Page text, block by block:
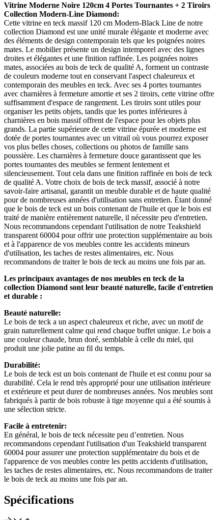
Vitrine Moderne Noire 120cm 4 Portes Tournantes + 2 Tiroirs
Collection Modern-Line Diamond:
Cette vitrine en teck massif 120 cm Modern-Black Line de notre
collection Diamond est une unité murale élégante et moderne avec
des éléments de design contemporain tels que les poignées noires
mates. Le mobilier présente un design intemporel avec des lignes
droites et élégantes et une finition raffinée. Les poignées noires
mates, associées au bois de teck de qualité A, forment un contraste
de couleurs moderne tout en conservant l'aspect chaleureux et
contemporain des meubles en teck. Avec ses 4 portes tournantes
avec charnières à fermeture amortie et ses 2 tiroirs, cette vitrine offre
suffisamment d'espace de rangement. Les tiroirs sont utiles pour
organiser les petits objets, tandis que les portes inférieures à
charnières en bois massif offrent de l'espace pour les objets plus
grands. La partie supérieure de cette vitrine épurée et moderne est
dotée de portes tournantes avec un vitrail où vous pourrez exposer
vos plus belles choses, collections ou photos de famille sans
poussière. Les charnières à fermeture douce garantissent que les
portes tournantes des meubles se ferment lentement et
silencieusement. Tout cela dans une finition raffinée en bois de teck
de qualité A. Votre choix de bois de teck massif, associé à notre
savoir-faire artisanal, garantit un meuble durable et de haute qualité
pour de nombreuses années d'utilisation sans entretien. Étant donné
que le bois de teck est un bois contenant de l'huile et que le bois est
traité de manière entièrement naturelle, il nécessite peu d'entretien.
Nous recommandons cependant l'utilisation de notre Teakshield
transparent 60004 pour offrir une protection supplémentaire au bois
et à l'apparence de vos meubles contre les accidents mineurs
d'utilisation, les taches de restes alimentaires, etc. Nous
recommandons de traiter le bois de teck au moins une fois par an.
Les principaux avantages de nos meubles en teck de la
collection Diamond sont leur beauté naturelle, facile d'entretien
et durable :
Beauté naturelle:
Le bois de teck a un aspect chaleureux et riche, avec un motif de
grain naturellement calme qui rend chaque buffet unique. Le bois a
une couleur chaude, brun doré, semblable à celle du miel, qui
produit une jolie patine au fil du temps.
Durabilité:
Le bois de teck est un bois contenant de l'huile et est connu pour sa
durabilité. Cela le rend très approprié pour une utilisation intérieure
et extérieure et peut durer de nombreuses années. Nos meubles sont
fabriqués à partir de bois robuste à tige moyenne qui a été soumis à
une sélection stricte.
Facile à entretenir:
En général, le bois de teck nécessite peu d’entretien. Nous
recommandons cependant l'utilisation d'un Teakshield transparent
60004 pour assurer une protection supplémentaire du bois et de
l'apparence de vos meubles contre les petits accidents d'utilisation,
les taches de restes alimentaires, etc. Nous recommandons de traiter
le bois de teck au moins une fois par an.
Spécifications